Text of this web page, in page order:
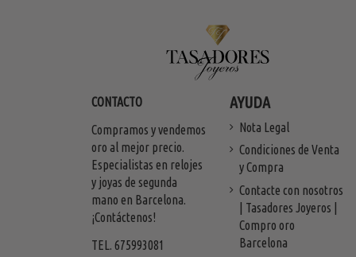
CONTACTO
Compramos y vendemos
oro al mejor precio.
Especialistas en relojes
y joyas de segunda
mano en Barcelona.
¡Contáctenos!
TEL. 675993081
AYUDA
Nota Legal
Condiciones de Venta
y Compra
Contacte con nosotros
| Tasadores Joyeros |
Compro oro
Barcelona